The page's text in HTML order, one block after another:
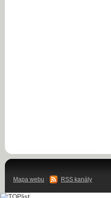
Mapa webu RSS kanály